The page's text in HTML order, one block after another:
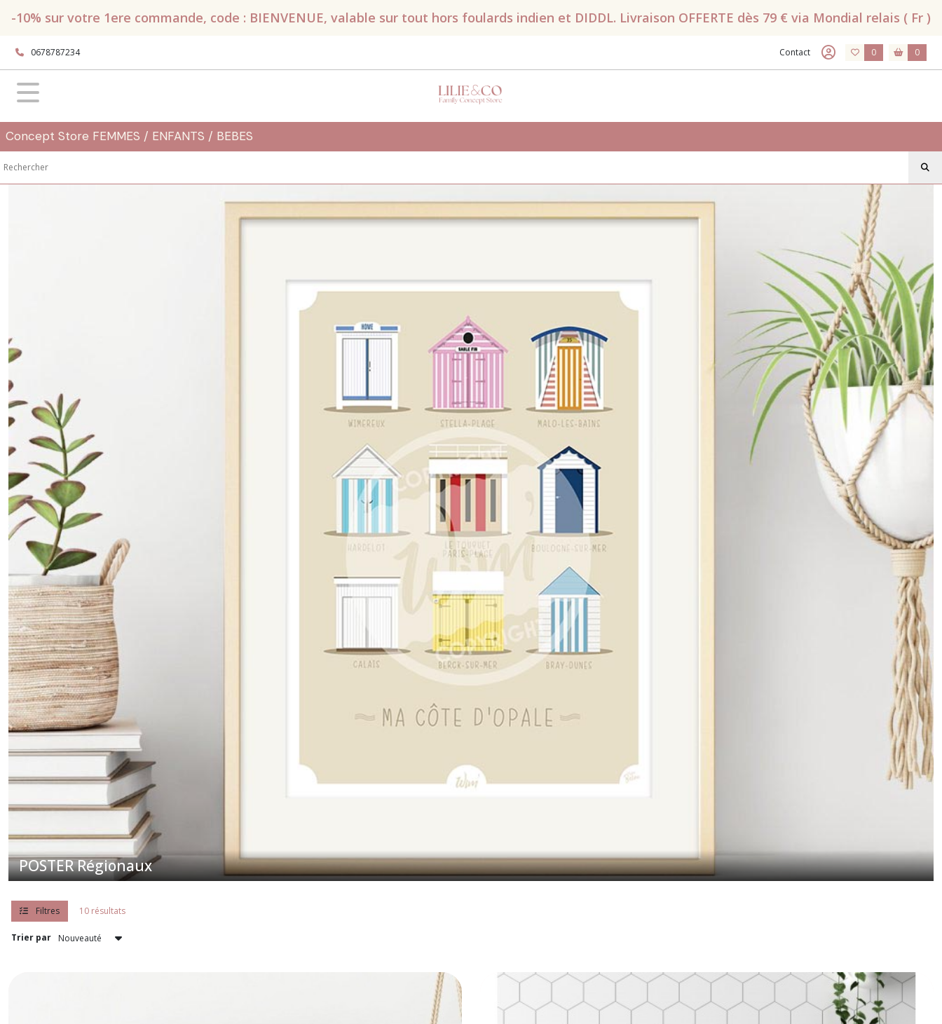
-10% sur votre 1ere commande, code : BIENVENUE, valable sur tout hors foulards indien et DIDDL. Livraison OFFERTE dès 79 € via Mondial relais ( Fr )
0678787234 Contact 0 0
Concept Store FEMMES / ENFANTS / BEBES
POSTER Régionaux
Filtres 10 résultats
Trier par
Fermer
FILTRES
Tous
POSTER
Régionaux
(1)
Afficher
les
résultats